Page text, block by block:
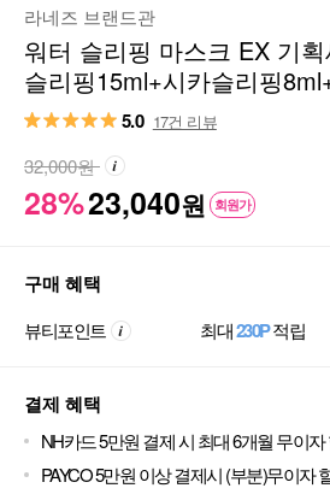
라네즈 브랜드관
워터 슬리핑 마스크 EX 기
슬리핑15ml+시카슬리핑
10ml
5.0 17건 리뷰
28%23,040원 회원가
32,000원
구매 혜택
뷰티포인트 최대230P적립
결제 혜택
NH카드 5만원 결제 시 최대 6개월 무이자
PAYCO 5만원 이상 결제시 (부분)무이자